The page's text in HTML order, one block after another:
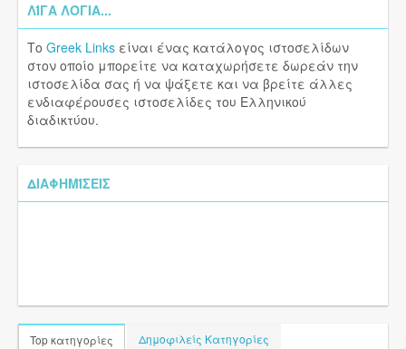
ΛΊΓΑ ΛΌΓΙΑ...
Το Greek Links είναι ένας κατάλογος ιστοσελίδων
στον οποίο μπορείτε να καταχωρήσετε δωρεάν την
ιστοσελίδα σας ή να ψάξετε και να βρείτε άλλες
ενδιαφέρουσες ιστοσελίδες του Ελληνικού
διαδικτύου.
ΔΙΑΦΗΜΊΣΕΙΣ
Top κατηγορίες Δημοφιλείς Κατηγορίες